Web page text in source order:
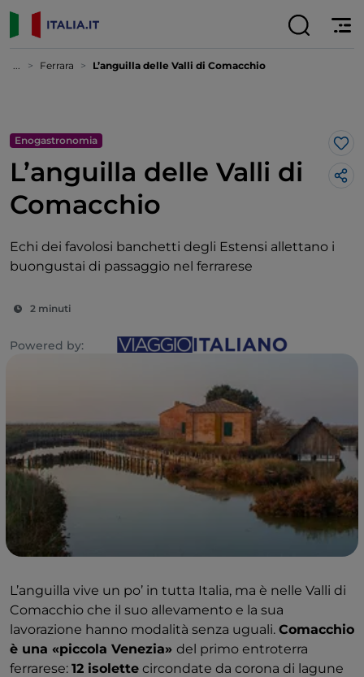
... Ferrara L’anguilla delle Valli di Comacchio
Enogastronomia
L’anguilla delle Valli di
Comacchio
Echi dei favolosi banchetti degli Estensi allettano i
buongustai di passaggio nel ferrarese
2 minuti
Powered by:
L’anguilla vive un po’ in tutta Italia, ma è nelle Valli di
Comacchio che il suo allevamento e la sua
lavorazione hanno modalità senza uguali. Comacchio
è una «piccola Venezia» del primo entroterra
ferrarese: 12 isolette circondate da corona di lagune